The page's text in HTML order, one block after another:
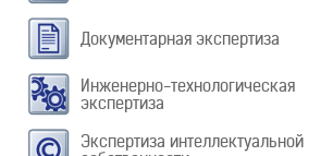
Документарная экспертиза
Инженерно-технологическая
экспертиза
Экспертиза интеллектуальной